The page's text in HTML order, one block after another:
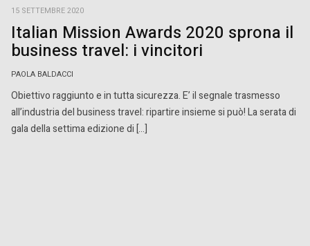
15 SETTEMBRE 2020
Italian Mission Awards 2020 sprona il
business travel: i vincitori
PAOLA BALDACCI
Obiettivo raggiunto e in tutta sicurezza. E’ il segnale trasmesso
all’industria del business travel: ripartire insieme si può! La serata di
gala della settima edizione di […]